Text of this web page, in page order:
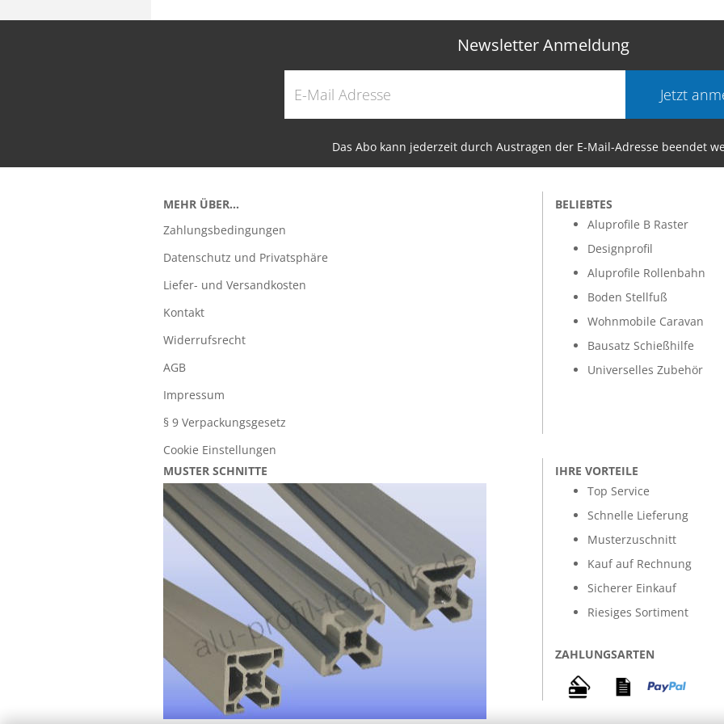
Newsletter Anmeldung
Jetzt
Das Abo kann jederzeit durch Austragen der E-Mail-Adresse beendet
MEHR ÜBER...
Zahlungsbedingungen
Datenschutz und Privatsphäre
Liefer- und Versandkosten
Kontakt
Widerrufsrecht
AGB
Impressum
§ 9 Verpackungsgesetz
Cookie Einstellungen
BELIEBTES
Aluprofile B Raster
Designprofil
Aluprofile Rollenbahn
Boden Stellfuß
Wohnmobile Caravan
Bausatz Schießhilfe
Universelles Zubehör
MUSTER SCHNITTE
IHRE VORTEILE
Top Service
Schnelle Lieferung
Musterzuschnitt
Kauf auf Rechnung
Sicherer Einkauf
Riesiges Sortiment
ZAHLUNGSARTEN